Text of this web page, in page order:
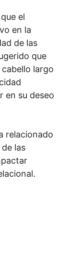
el
en la
de las
que
largo
en su deseo
relacionado
las